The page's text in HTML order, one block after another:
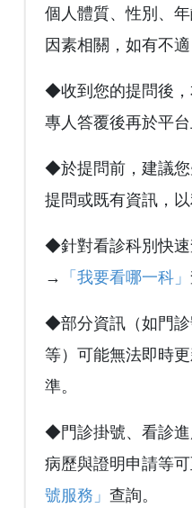
個人體質、性別、
因素相關，如有不
◆收到您的提問後
專人答覆後再於平台
◆於提問前，建議您
提問或既有資訊，以
◆針對看診科別快速
→
「我要看哪一科」
◆部分資訊（如門
等）可能無法即時
準。
◆門診掛號、看診進
病歷與證明申請等
號服務」 查詢。